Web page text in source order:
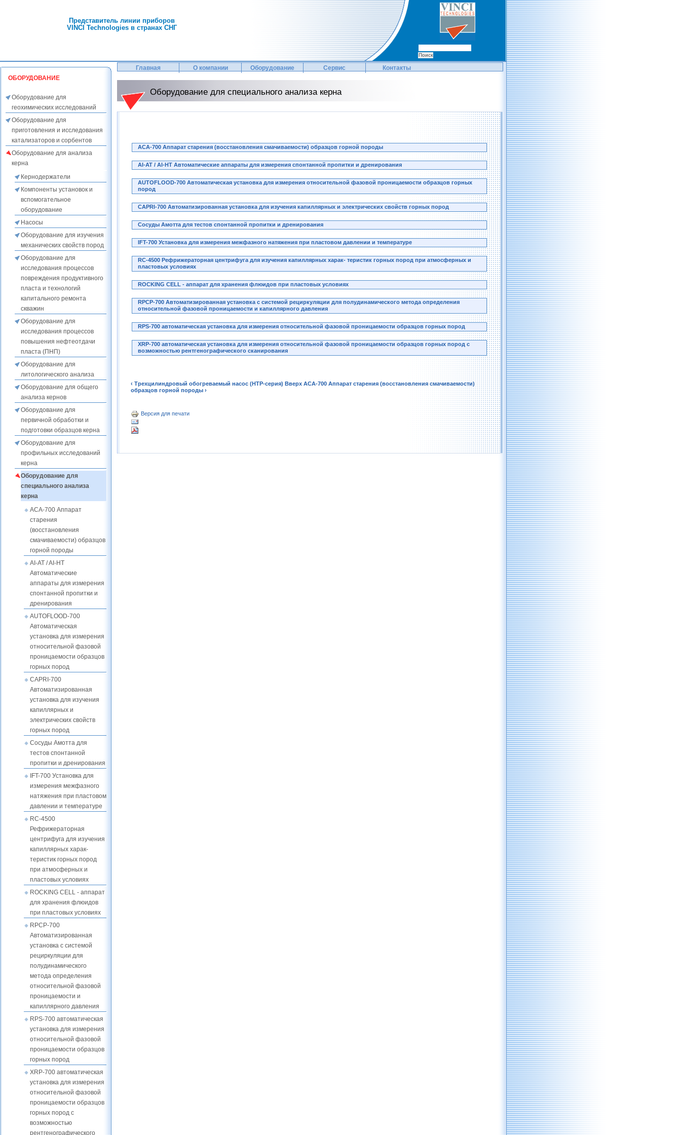
Представитель линии приборов
VINCI Technologies в странах СНГ
ОБОРУДОВАНИЕ
Оборудование для
геохимических исследований
Оборудование для
приготовления и исследования
катализаторов и сорбентов
Оборудование для анализа
керна
Кернодержатели
Компоненты установок и
вспомогательное
оборудование
Насосы
Оборудование для изучения
механических свойств пород
Оборудование для
исследования процессов
повреждения продуктивного
пласта и технологий
капитального ремонта
скважин
Оборудование для
исследования процессов
повышения нефтеотдачи
пласта (ПНП)
Оборудование для
литологического анализа
Оборудование для общего
анализа кернов
Оборудование для
первичной обработки и
подготовки образцов керна
Оборудование для
профильных исследований
керна
Оборудование для
специального анализа
керна
ACA-700 Аппарат
старения
(восстановления
смачиваемости) образцов
горной породы
AI-AT / AI-HT
Автоматические
аппараты для измерения
спонтанной пропитки и
дренирования
AUTOFLOOD-700
Автоматическая
установка для измерения
относительной фазовой
проницаемости образцов
горных пород
CAPRI-700
Автоматизированная
установка для изучения
капиллярных и
электрических свойств
горных пород
Cосуды Амотта для
тестов спонтанной
пропитки и дренирования
IFT-700 Установка для
измерения межфазного
натяжения при пластовом
давлении и температуре
RC-4500
Рефрижераторная
центрифуга для изучения
капиллярных харак-
теристик горных пород
при атмосферных и
пластовых условиях
ROCKING CELL - аппарат
для хранения флюидов
при пластовых условиях
RPCP-700
Автоматизированная
установка с системой
рециркуляции для
полудинамического
метода определения
относительной фазовой
проницаемости и
капиллярного давления
RPS-700 автоматическая
установка для измерения
относительной фазовой
проницаемости образцов
горных пород
XRP-700 автоматическая
установка для измерения
относительной фазовой
проницаемости образцов
горных пород с
возможностью
рентгенографического
Главная О компании Оборудование Сервис Контакты
Оборудование для специального анализа керна
ACA-700 Аппарат старения (восстановления смачиваемости) образцов горной породы
AI-AT / AI-HT Автоматические аппараты для измерения спонтанной пропитки и дренирования
AUTOFLOOD-700 Автоматическая установка для измерения относительной фазовой проницаемости образцов горных
пород
CAPRI-700 Автоматизированная установка для изучения капиллярных и электрических свойств горных пород
Cосуды Амотта для тестов спонтанной пропитки и дренирования
IFT-700 Установка для измерения межфазного натяжения при пластовом давлении и температуре
RC-4500 Рефрижераторная центрифуга для изучения капиллярных харак- теристик горных пород при атмосферных и
пластовых условиях
ROCKING CELL - аппарат для хранения флюидов при пластовых условиях
RPCP-700 Автоматизированная установка с системой рециркуляции для полудинамического метода определения
относительной фазовой проницаемости и капиллярного давления
RPS-700 автоматическая установка для измерения относительной фазовой проницаемости образцов горных пород
XRP-700 автоматическая установка для измерения относительной фазовой проницаемости образцов горных пород с
возможностью рентгенографического сканирования
‹ Трехцилиндровый обогреваемый насос (HTP-серия) Вверх ACA-700 Аппарат старения (восстановления смачиваемости)
образцов горной породы ›
Версия для печати